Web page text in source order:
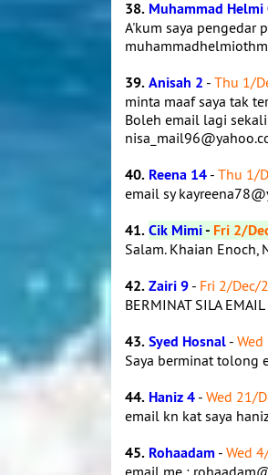
38. Muhammad Helmi
A'kum saya pengedar
39.Anisah 2 - Thu 1/
minta maaf saya tak
Boleh email lagi
40. Reena 14 - Thu 1/
email sy
41.Cik Mimi- Fri 2/
Salam. Khaian Enoch,
42.Zairi 9 - Fri 2/Dec/
BERMINAT SILA
43.Syed Hosnal -
Saya berminat tolong
44. Haniz 4 - Wed 21/
email kn kat saya
45. Rohaadam - Wed
email me :